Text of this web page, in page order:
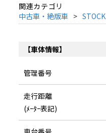
関連カテゴリ
中古車・絶版車
STOCK
【車体情報】
管理番号
走行距離
(ﾒｰﾀｰ表記)